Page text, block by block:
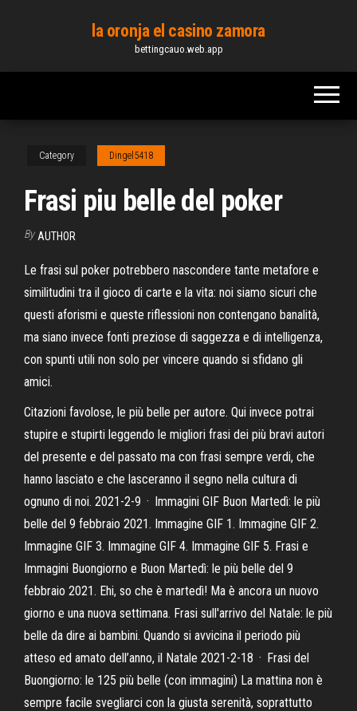
content
la oronja el casino zamora
bettingcauo.web.app
Category Dingel5418
Frasi piu belle del poker
By AUTHOR
Le frasi sul poker potrebbero nascondere tante metafore e
similitudini tra il gioco di carte e la vita: noi siamo sicuri che
questi aforismi e queste riflessioni non contengano banalità,
ma siano invece fonti preziose di saggezza e di intelligenza,
con spunti utili non solo per vincere quando si sfidano gli
amici.
Citazioni favolose, le più belle per autore. Qui invece potrai
stupire e stupirti leggendo le migliori frasi dei più bravi autori
del presente e del passato ma con frasi sempre verdi, che
hanno lasciato e che lasceranno il segno nella cultura di
ognuno di noi. 2021-2-9 · Immagini GIF Buon Martedì: le più
belle del 9 febbraio 2021. Immagine GIF 1. Immagine GIF 2.
Immagine GIF 3. Immagine GIF 4. Immagine GIF 5. Frasi e
Immagini Buongiorno e Buon Martedì: le più belle del 9
febbraio 2021. Ehi, so che è martedì! Ma è ancora un nuovo
giorno e una nuova settimana. Frasi sull'arrivo del Natale: le più
belle da dire ai bambini. Quando si avvicina il periodo più
atteso ed amato dell’anno, il Natale 2021-2-18 · Frasi del
Buongiorno: le 125 più belle (con immagini) La mattina non è
sempre facile svegliarci con la giusta serenità, soprattutto